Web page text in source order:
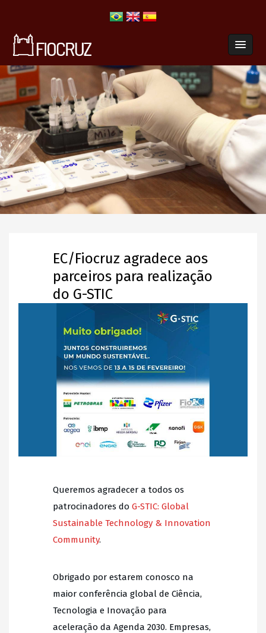
EC/Fiocruz agradece aos
parceiros para realização
do G-STIC
Queremos agradecer a todos os
patrocinadores do G-STIC: Global
Sustainable Technology & Innovation
Community.
Obrigado por estarem conosco na
maior conferência global de Ciência,
Tecnologia e Inovação para
aceleração da Agenda 2030. Empresas,